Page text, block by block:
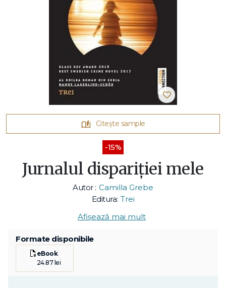
Citește sample
-15%
Jurnalul dispariției mele
Autor : Camilla Grebe
Editura: Trei
Afișează mai mult
Formate disponibile
eBook
24.87 lei